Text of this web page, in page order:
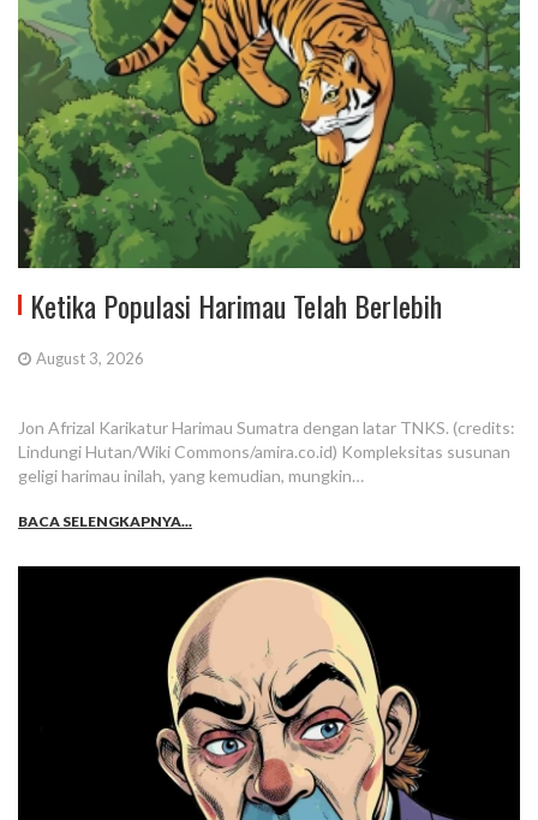
Ketika Populasi Harimau Telah Berlebih
August 3, 2026
Jon Afrizal Karikatur Harimau Sumatra dengan latar TNKS. (credits:
Lindungi Hutan/Wiki Commons/amira.co.id) Kompleksitas susunan
geligi harimau inilah, yang kemudian, mungkin…
BACA SELENGKAPNYA...